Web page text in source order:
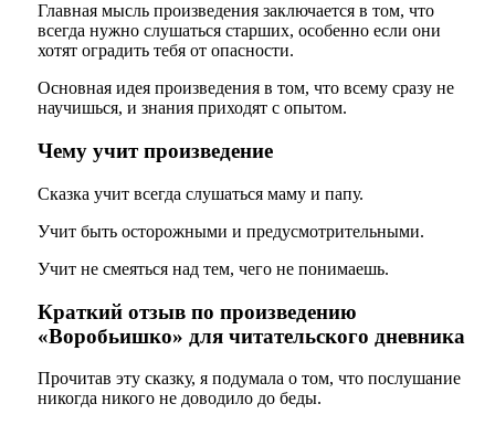
Главная мысль произведения заключается в том, что
всегда нужно слушаться старших, особенно если они
хотят оградить тебя от опасности.
Основная идея произведения в том, что всему сразу не
научишься, и знания приходят с опытом.
Чему учит произведение
Сказка учит всегда слушаться маму и папу.
Учит быть осторожными и предусмотрительными.
Учит не смеяться над тем, чего не понимаешь.
Краткий отзыв по произведению
«Воробьишко» для читательского дневника
Прочитав эту сказку, я подумала о том, что послушание
никогда никого не доводило до беды.